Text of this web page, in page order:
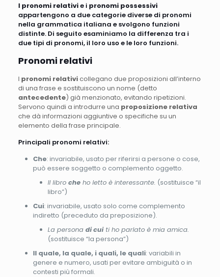
I pronomi relativie i pronomi possessivi
appartengono a due categorie diverse di pronomi
nella grammatica italiana e svolgono funzioni
distinte. Di seguito esaminiamo la differenza tra i
due tipi di pronomi, il loro uso e le loro funzioni.
Pronomi relativi
I pronomi relativicollegano due proposizioni all’interno
di una frase e sostituiscono un nome (detto
antecedente) già menzionato, evitando ripetizioni.
Servono quindi a introdurre una proposizione relativa
che dà informazioni aggiuntive o specifiche su un
elemento della frase principale.
Principali pronomi relativi:
Che: invariabile, usato per riferirsi a persone o cose,
può essere soggetto o complemento oggetto.
Il libro cheho letto è interessante. (sostituisce “il
libro”)
Cui: invariabile, usato solo come complemento
indiretto (preceduto da preposizione).
La persona di cuiti ho parlato è mia amica.
(sostituisce “la persona”)
Il quale, la quale, i quali, le quali: variabili in
genere e numero, usati per evitare ambiguità o in
contesti più formali.